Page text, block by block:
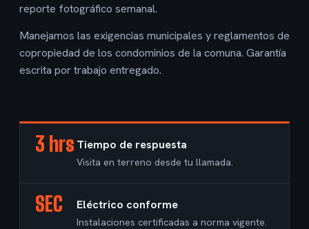
reporte fotográfico semanal.
Manejamos las exigencias municipales y reglamentos de
copropiedad de los condominios de la comuna. Garantía
escrita por trabajo entregado.
3 hrs Tiempo de respuesta
Visita en terreno desde tu llamada.
SEC Eléctrico conforme
Instalaciones certificadas a norma vigente.